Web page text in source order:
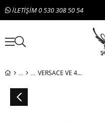
İLETİŞİM 0 530 308 50 54
VERSACE VE 4384-B GB1/87 54